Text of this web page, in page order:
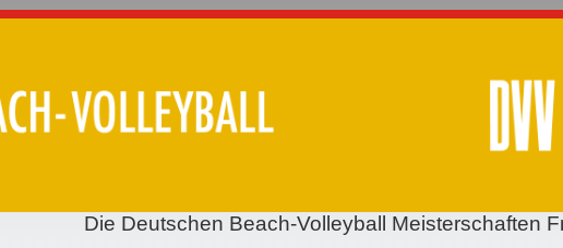
Die Deutschen Beach-Volleyball Meisterschaften